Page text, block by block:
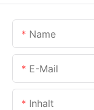
Name
E-Mail
Inhalt